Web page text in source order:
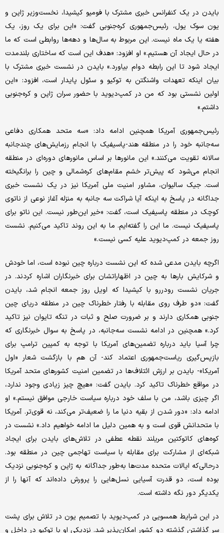
بایدن در یک کنفرانس خبری مشترک با فومیو کیشیدا، نخست‌وزیر ژاپن و
یون سوک یول، رئیس‌جمهوری کره‌جنوبی گفت: «این برای یک روز، یک
هفته یا یک ماه نیست. این مربوط به سال‌ها و دهه‌ها روابطی است که ما
در حال ایجاد آن هستیم.» او افزود: «هدف این است که ساختاری بلندمدت
ایجاد شود تا این رابطه دوام بیاورد.» بایدن در نشست خبری مشترک با
بیان اینکه تعهدات واشنگتن به توکیو و سئول پایدار است، افزود: «این
اولین نشستی بود که من در کمپ‌دیوید با حضور سران ژاپن و کره‌جنوبی
داشتم.»
رئیس‌جمهوری آمریکا همچنین ادامه داد: «سه متحد همکاری دفاعی
سه‌جانبه خود را در منطقه هند-پاسیفیک با انجام رزمایش‌های چندجانبه
سالانه تقویت می‌کنند.» این مانورها بر اساس مانورهای دوره‌ای در منطقه
انجام می‌شود که پیش‌تر خشم مقام‌های کره‌شمالی و چین را برانگیخته
است. جیک سالیوان، مشاور امنیت ملی آمریکا نیز در یک نشست خبری
جداگانه در پاسخ به اینکه آیا شراکت سه جانبه به منزله آغاز نوعی از ناتوی
کوچک در منطقه پاسیفیک است، گفت: «خیر این‌طور نیست. این ناتو برای
پاسیفیک نیست. ما این را گفته‌ایم. ما به این روند تاکید می‌کنیم. نشست
روز جمعه در کمپ‌دیوید علیه کسی نیست.»
اگرچه بایدن مدعی شده که این نشست درباره چین نبوده است، اما خودش
و شرکایش بارها به چین در اظهاراتشان برای خبرنگاران اشاره کردند. در
جریان نشست رودررو با کیشیدا که اویل روز جمعه انجام شد، بایدن
گفت: «دو طرف روی مقابله با رفتار خطرناک چین در منطقه دریای چین
جنوبی همکاری دارند و بر ضرورت صلح و ثبات در تنگه تایوان نیز تاکید
کرد.» همچنین در ادامه نشست سه‌جانبه، در پاسخ به سوال خبرنگاری که
چرا آسیا باید درباره تضمین‌های آمریکا با توجه به کمپین ترامپ برای
بازپس‌گیری ریاست‌جمهوری اعتماد کند- آن هم با بازگشت شعار «اول
آمریکا»- بایدن بر ارزش ائتلاف‌ها در تضمین امنیت کشورهای متحد آمریکا
در مواقع خطرناک تاکید کرد. بایدن گفت: «هیچ چیز زیادی وجود ندارد،
اگر چیزی باشد، من با سلف خود درباره سیاست خارجی موافق نیستم.» او
ادامه داد: «دور شدن از بقیه دنیا ما را ضعیف‌تر می‌کند، نه قوی‌تر. آمریکا
با متحدانش قوی است و به همین دلیل ما ادامه خواهیم داد.» نشست در
کوه‌های کاتوکتین مریلند نقطه عطفی در تلاش‌های بایدن برای ایجاد
شبکه‌ای از مشارکت برای مقابله با سیاست تهاجمی چین در منطقه بود.
درحالی‌که ایالات متحده مدت‌ها به‌طور جداگانه به ژاپن و کره‌جنوبی نزدیک
بوده است، دو قدرت آسیایی نسل‌هایی را پرورش داده‌اند که آنها را از
یکدیگر دور نگه داشته است.
در این شرایط همسویی در کمپ‌دیوید با تصمیم یون در تلاش برای پشت
سر گذاشتن گذشته دو کشور امکان‌پذیر شد. نزدیکی او با توکیو در داخل و